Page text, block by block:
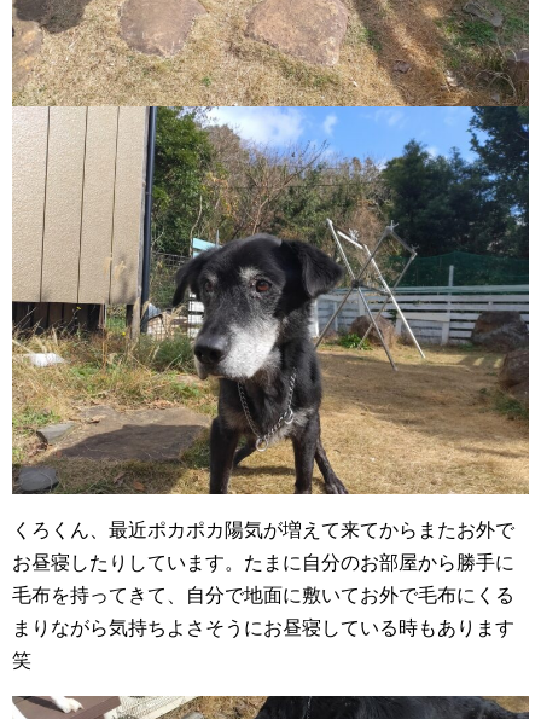
くろくん、最近ポカポカ陽気が増えて来てからまたお外で
お昼寝したりしています。たまに自分のお部屋から勝手に
毛布を持ってきて、自分で地面に敷いてお外で毛布にくる
まりながら気持ちよさそうにお昼寝している時もあります
笑